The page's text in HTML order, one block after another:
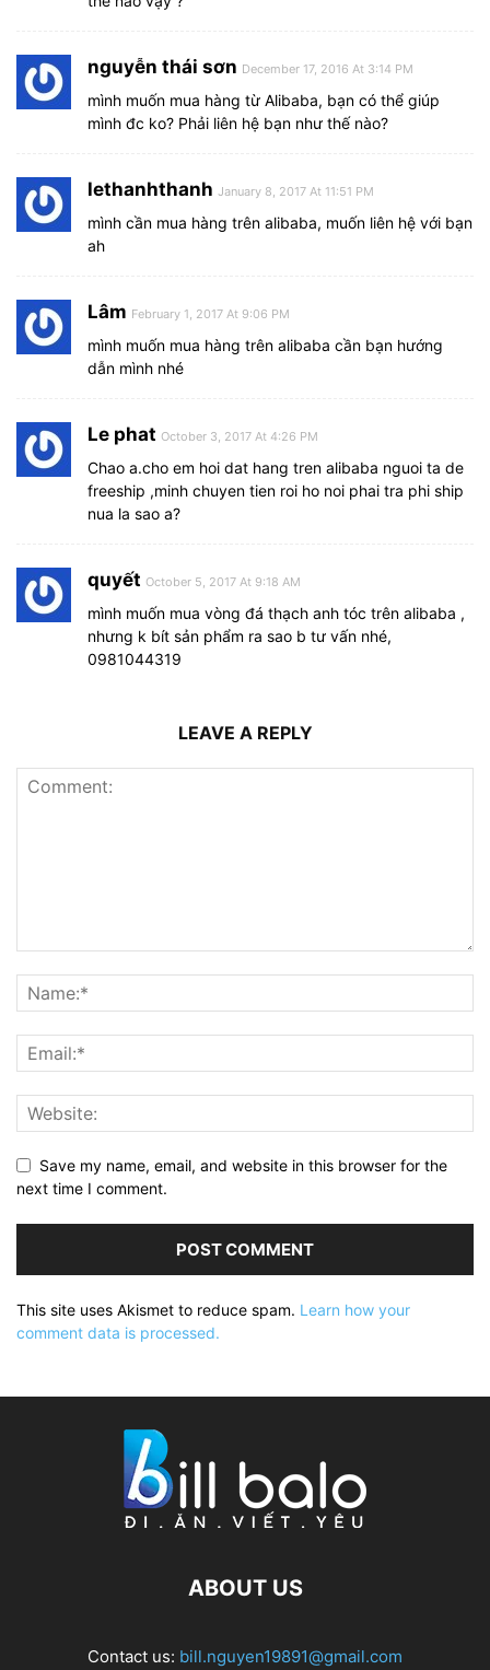
nguyễn thái sơn December 17, 2016 At 3:14 PM
mình muốn mua hàng từ Alibaba, bạn có thể giúp
mình đc ko? Phải liên hệ bạn như thế nào?
lethanhthanh January 8, 2017 At 11:51 PM
mình cần mua hàng trên alibaba, muốn liên hệ với bạn
ah
Lâm February 1, 2017 At 9:06 PM
mình muốn mua hàng trên alibaba cần bạn hướng
dẫn mình nhé
Le phat October 3, 2017 At 4:26 PM
Chao a.cho em hoi dat hang tren alibaba nguoi ta de
freeship ,minh chuyen tien roi ho noi phai tra phi ship
nua la sao a?
quyết October 5, 2017 At 9:18 AM
mình muốn mua vòng đá thạch anh tóc trên alibaba ,
nhưng k bít sản phẩm ra sao b tư vấn nhé,
0981044319
LEAVE A REPLY
Save my name, email, and website in this browser for the
next time I comment.
This site uses Akismet to reduce spam. Learn how your
comment data is processed.
ABOUT US
Contact us: bill.nguyen19891@gmail.com